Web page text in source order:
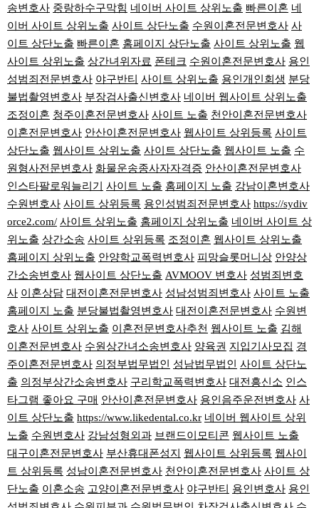
송변호사 중랑하수구막힘 네이버 사이트 상위노출 빠른이혼 네
이버 사이트 상위노출 사이트 상단노출 수원이혼전문변호사 사
이트 상단노출 빠른이혼 홈페이지 상단노출 사이트 상위노출 웹
사이트 상위노출 상간녀위자료 폰테크 수원이혼전문변호사 용인
성범죄전문변호사 야구반티 사이트 상위노출 용인개인회생 분당
불법촬영변호사 부장검사출신변호사 네이버 웹사이트 상위노출
조정이혼 청주이혼전문변호사 사이트 노출 천안이혼전문변호사
이혼전문변호사 안산이혼전문변호사 웹사이트 상위등록 사이트
상단노출 웹사이트 상위노출 사이트 상단노출 웹사이트 노출 수
원형사전문변호사 화물운송종사자자격증 안산이혼전문변호사
인스타팔로워늘리기
사이트 노출 홈페이지 노출 강남이혼변호사
수원변호사 사이트 상위등록 용인성범죄전문변호사 https://sydiv
orce2.com/ 사이트 상위노출 홈페이지 상위노출 네이버 사이트 상
위노출 상간소송 사이트 상위등록 조정이혼 웹사이트 상위노출
홈페이지 상위노출 안양학교폭력변호사 피망슬롯머니상 안양상
간소송변호사 웹사이트 상단노출 AVMOOV 변호사 성범죄변호
사 이혼상담 대전이혼전문변호사 성남성범죄변호사 사이트 노출
홈페이지 노출 분당불법촬영변호사 대전이혼전문변호사 수원변
호사 사이트 상위노출 이혼전문변호사추천 웹사이트 노출 김해
이혼전문변호사 수원상간녀소송변호사 양육권 지입기사모집 경
주이혼전문변호사 의정부법무법인 성남법무법인
사이트 상단노
출 의정부상간소송변호사 구리학교폭력변호사 대전흥신소 인스
타그램 좋아요 구매 안산이혼전문변호사 용인음주운전변호사 사
이트 상단노출 https://www.likedental.co.kr 네이버 웹사이트 상위
노출 수원변호사 강남성형외과 브랜드이모티콘 웹사이트 노출
대구이혼전문변호사 부산휴대폰성지 웹사이트 상위등록 웹사이
트 상위등록 성남이혼전문변호사 천안이혼전문변호사 사이트 상
단노출 이혼소송 고양이혼전문변호사 야구반티 용인변호사 용인